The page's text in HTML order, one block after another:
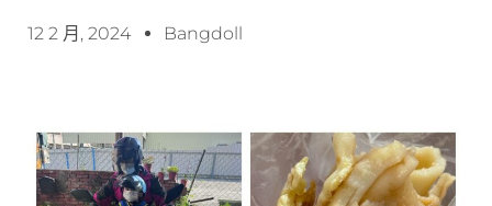
12 2 月, 2024 Bangdoll